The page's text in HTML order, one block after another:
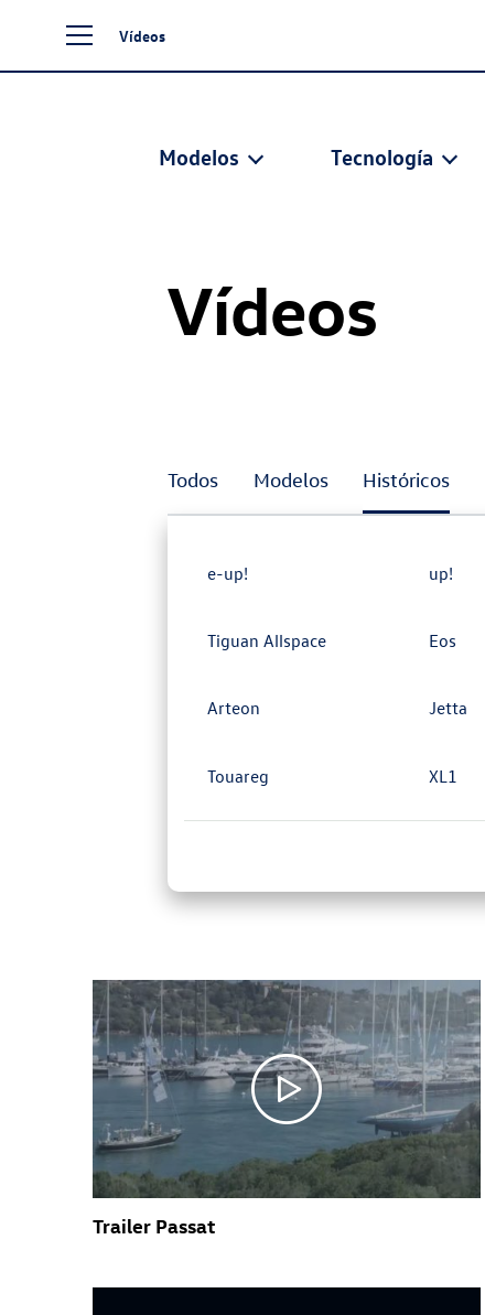
Vídeos
Modelos Tecnología
Vídeos
Todos Modelos Históricos
e-up! up!
Tiguan Allspace Eos
Arteon Jetta
Touareg XL1
Trailer Passat